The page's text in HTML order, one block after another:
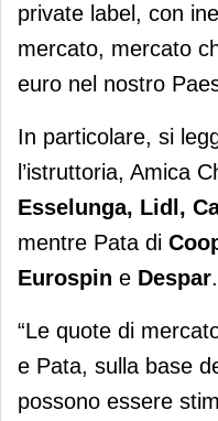
private label, con
mercato, mercato
euro nel nostro
In particolare, si
l’istruttoria, Amica
Esselunga, Lidl,
mentre Pata di
Eurospin e Despar.
“Le quote di
e Pata, sulla base
possono essere